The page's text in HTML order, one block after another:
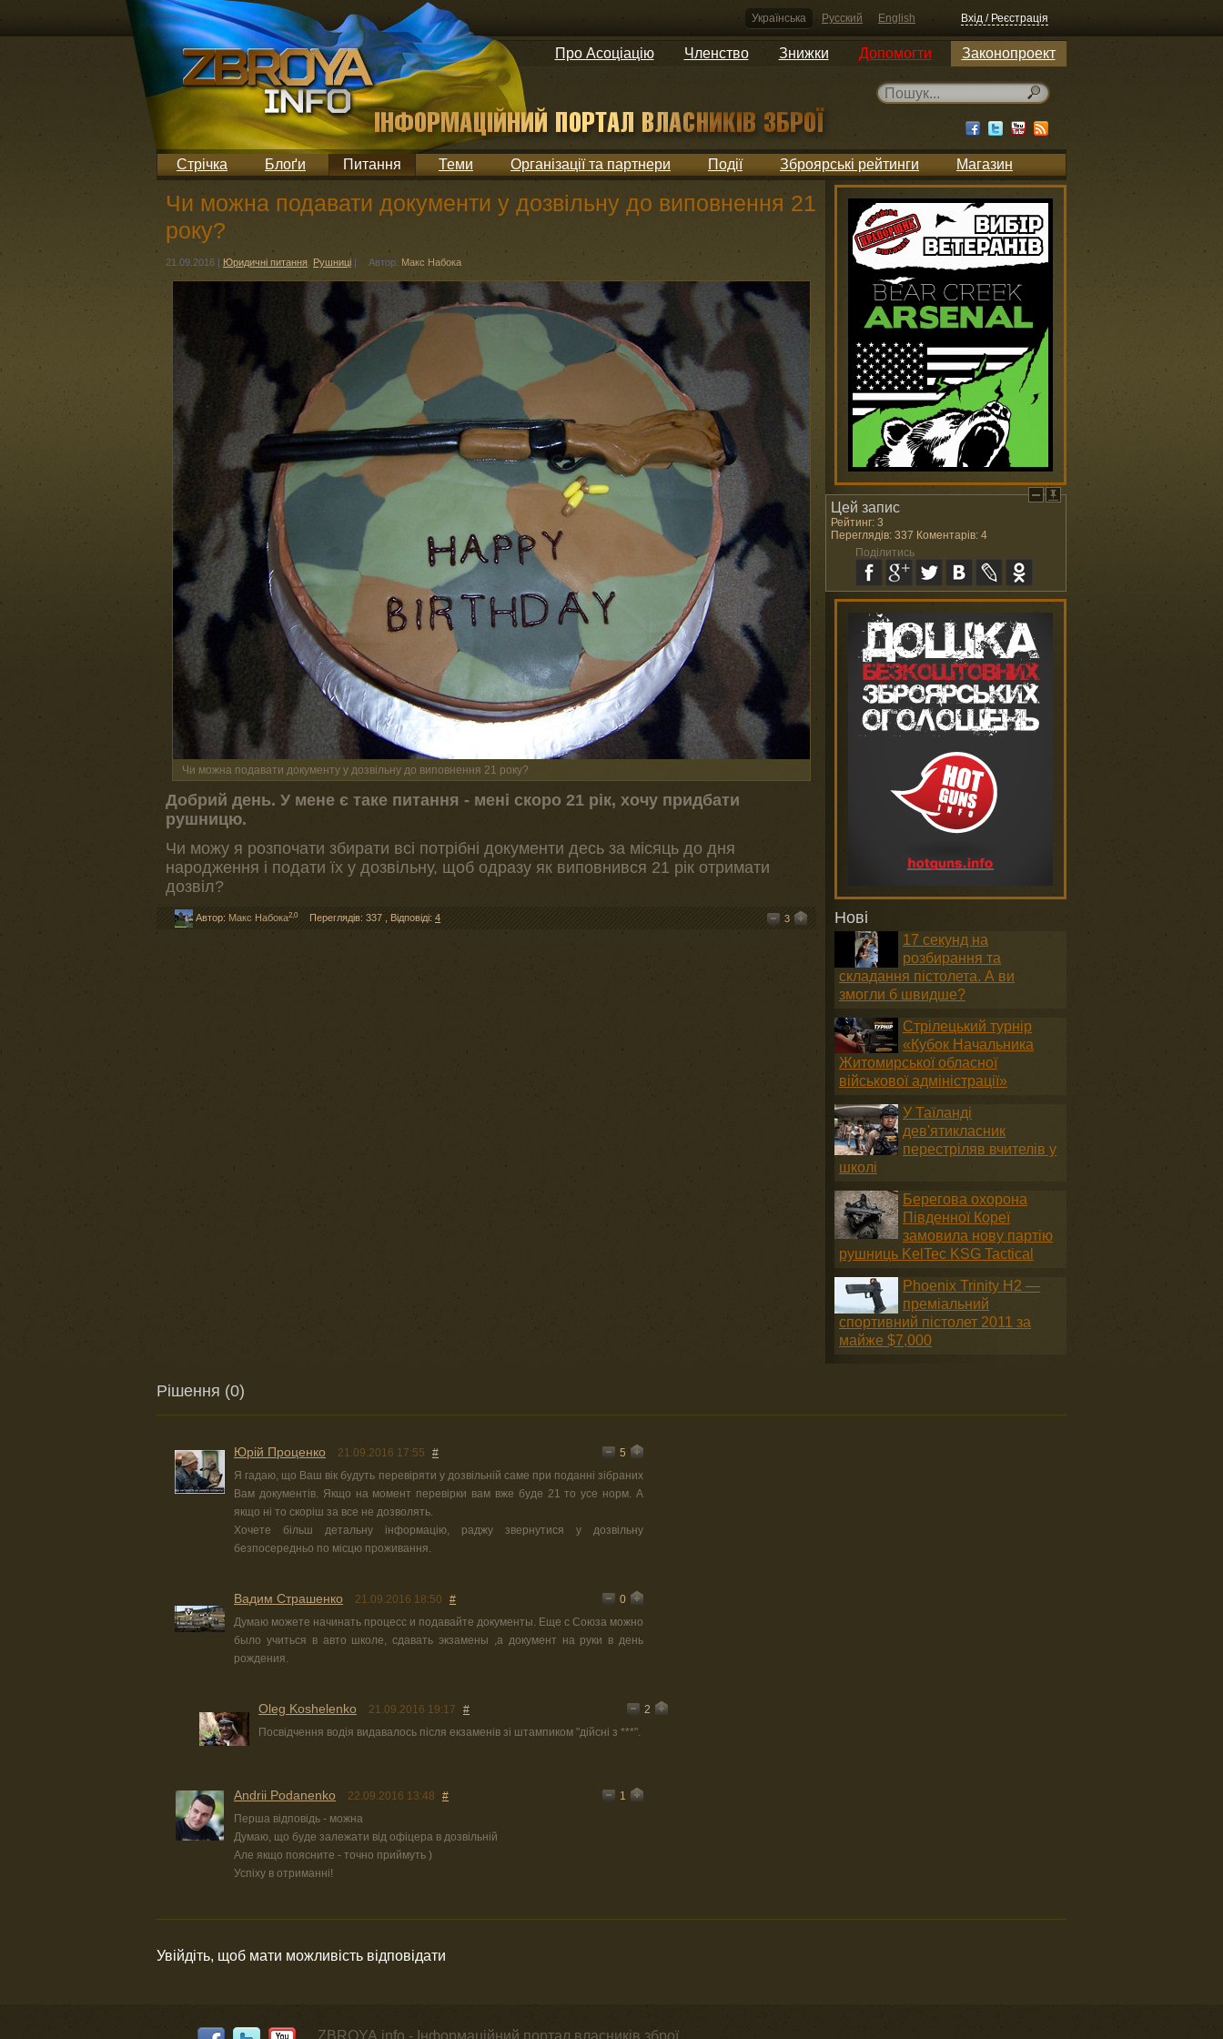
Українська Русский English Вхід / Реєстрація
Про Асоціацію Членство Знижки Допомогти Законопроект
Стрічка Блоґи Питання Теми Організації та партнери Події Зброярські рейтинги Магазин
Чи можна подавати документи у дозвільну до виповнення 21
року?
21.09.2016 | Юридичні питання Рушниці | Автор: Макс Набока
Чи можна подавати документу у дозвільну до виповнення 21 року?
Добрий день. У мене є таке питання - мені скоро 21 рік, хочу придбати
рушницю.
Чи можу я розпочати збирати всі потрібні документи десь за місяць до дня
народження і подати їх у дозвільну, щоб одразу як виповнився 21 рік отримати
дозвіл?
Автор: Макс Набока2,0 Переглядів: 337 Відповіді: 4 3 Нові
17 секунд на
розбирання та
складання пістолета. А ви
змогли б швидше?
Стрілецький турнір
«Кубок Начальника
Житомирської обласної
військової адміністрації»
У Таїланді
дев'ятикласник
перестріляв вчителів у
школі
Берегова охорона
Південної Кореї
замовила нову партію
рушниць KelTec KSG Tactical
Phoenix Trinity H2 —
преміальний
спортивний пістолет 2011 за
майже $7,000
Цей запис
Рейтинг: 3
Переглядів: 337 Коментарів: 4
Поділитись
Рішення (0)
Юрiй Проценко 21.09.2016 17:55 #
5
Я гадаю, що Ваш вік будуть перевіряти у дозвільній саме при поданні зібраних
Вам документів. Якщо на момент перевірки вам вже буде 21 то усе норм. А
якщо ні то скоріш за все не дозволять.
Хочете більш детальну інформацію, раджу звернутися у дозвільну
безпосередньо по місцю проживання.
Вадим Страшенко 21.09.2016 18:50 #
0
Думаю можете начинать процесс и подавайте документы. Еще с Союза можно
было учиться в авто школе, сдавать экзамены ,а документ на руки в день
рождения.
Oleg Koshelenko 21.09.2016 19:17 #
2
Посвідчення водія видавалось після екзаменів зі штампиком "дійсні з ***".
Andrii Podanenko 22.09.2016 13:48 #
1
Перша відповідь - можна
Думаю, що буде залежати від офіцера в дозвільній
Але якщо поясните - точно приймуть )
Успіху в отриманні!
Увійдіть, щоб мати можливість відповідати
ZBROYA.info - Інформаційний портал власників зброї